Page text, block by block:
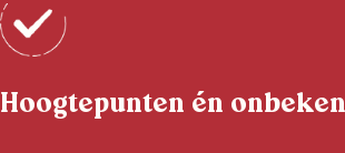
Hoogtepunten én